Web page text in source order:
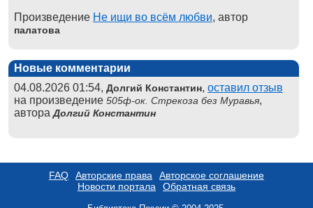
Произведение Не ищи во всём любви, автор
палатова
Новые комментарии
04.08.2026 01:54, Долгий Константин, оставил отзыв
на произведение 505ф-ок. Стрекоза без Муравья,
автораДолгий Константин
FAQ Авторские права
Авторское соглашение
Новости портала
Обратная связь